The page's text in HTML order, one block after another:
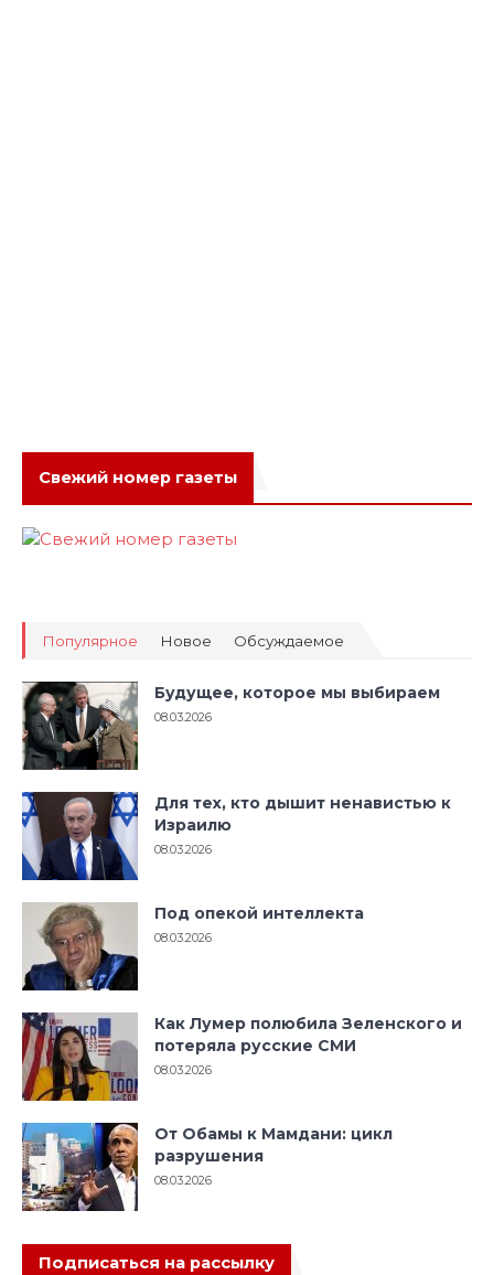
Свежий номер газеты
Популярное Новое Обсуждаемое
Будущее, которое мы выбираем
08.03.2026
Для тех, кто дышит ненавистью к
Израилю
08.03.2026
Под опекой интеллекта
08.03.2026
Как Лумер полюбила Зеленского и
потеряла русские СМИ
08.03.2026
От Обамы к Мамдани: цикл
разрушения
08.03.2026
Подписаться на рассылку